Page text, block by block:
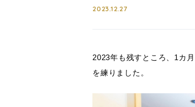
2023.12.27
2023年も残すところ、1カ
を練りました。